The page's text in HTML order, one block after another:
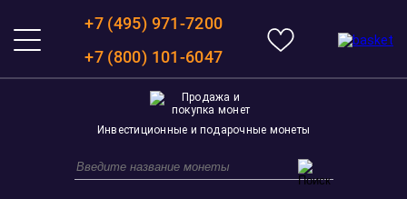
+7 (495) 971-7200
+7 (800) 101-6047
Инвестиционные и подарочные монеты